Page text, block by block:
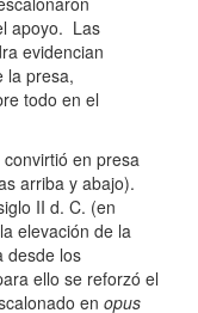
apoyo. Las
evidencian
la presa,
todo en el
en presa
arriba y abajo).
II d. C. (en
elevación de la
desde los
ello se reforzó el
en opus